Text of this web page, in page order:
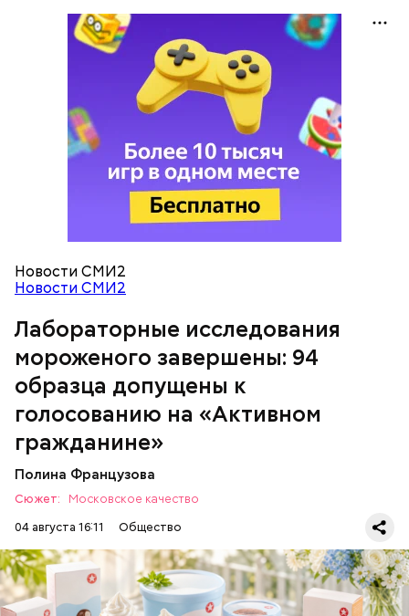
Новости СМИ2
Новости СМИ2
Лабораторные исследования
мороженого завершены: 94
образца допущены к
голосованию на «Активном
гражданине»
Полина Французова
Сюжет:
Московское качество
04 августа 16:11
Общество